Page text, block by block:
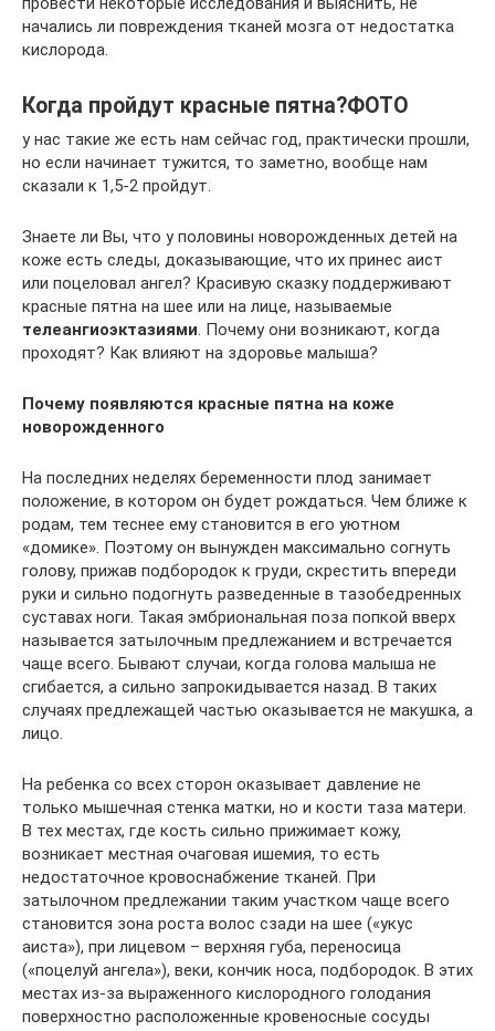
начались ли повреждения тканей мозга от недостатка
кислорода.
Когда пройдут красные пятна?ФОТО
у нас такие же есть нам сейчас год, практически прошли,
но если начинает тужится, то заметно, вообще нам
сказали к 1,5-2 пройдут.
Знаете ли Вы, что у половины новорожденных детей на
коже есть следы, доказывающие, что их принес аист
или поцеловал ангел? Красивую сказку поддерживают
красные пятна на шее или на лице, называемые
телеангиоэктазиями . Почему они возникают, когда
проходят? Как влияют на здоровье малыша?
Почему появляются красные пятна на коже
новорожденного
На последних неделях беременности плод занимает
положение, в котором он будет рождаться. Чем ближе к
родам, тем теснее ему становится в его уютном
«домике». Поэтому он вынужден максимально согнуть
голову, прижав подбородок к груди, скрестить впереди
руки и сильно подогнуть разведенные в тазобедренных
суставах ноги. Такая эмбриональная поза попкой вверх
называется затылочным предлежанием и встречается
чаще всего. Бывают случаи, когда голова малыша не
сгибается, а сильно запрокидывается назад. В таких
случаях предлежащей частью оказывается не макушка, а
лицо.
На ребенка со всех сторон оказывает давление не
только мышечная стенка матки, но и кости таза матери.
В тех местах, где кость сильно прижимает кожу,
возникает местная очаговая ишемия, то есть
недостаточное кровоснабжение тканей. При
затылочном предлежании таким участком чаще всего
становится зона роста волос сзади на шее («укус
аиста»), при лицевом – верхняя губа, переносица
(«поцелуй ангела»), веки, кончик носа, подбородок. В этих
местах из-за выраженного кислородного голодания
поверхностно расположенные кровеносные сосуды